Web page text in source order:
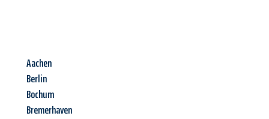
Aachen
Berlin
Bochum
Bremerhaven